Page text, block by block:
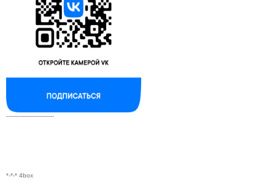
--------------------------
*-*-* 4box